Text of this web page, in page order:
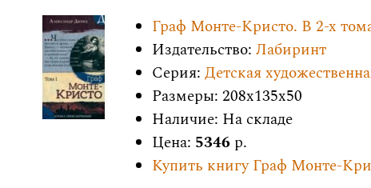
Граф Монте-Кристо. В 2-х
Издательство: Лабиринт
Серия: Детская
Размеры: 208x135x50
Наличие: На складе
Цена: 5346 р.
Купить книгу Граф Монте-